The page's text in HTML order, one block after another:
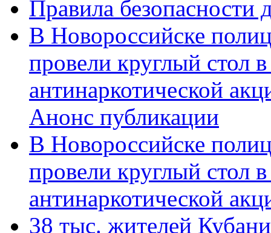
Правила безопасности
В Новороссийске
провели круглый стол
антинаркотической
Анонс публикации
В Новороссийске
провели круглый стол
антинаркотической
38 тыс. жителей